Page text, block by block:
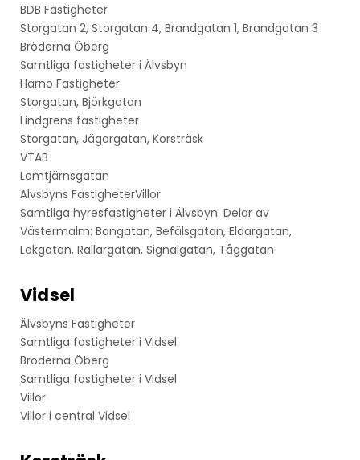
BDB Fastigheter
Storgatan 2, Storgatan 4, Brandgatan 1, Brandgatan 3
Bröderna Öberg
Samtliga fastigheter i Älvsbyn
Härnö Fastigheter
Storgatan, Björkgatan
Lindgrens fastigheter
Storgatan, Jägargatan, Korsträsk
VTAB
Lomtjärnsgatan
Älvsbyns FastigheterVillor
Samtliga hyresfastigheter i Älvsbyn. Delar av
Västermalm: Bangatan, Befälsgatan, Eldargatan,
Lokgatan, Rallargatan, Signalgatan, Tåggatan
Vidsel
Älvsbyns Fastigheter
Samtliga fastigheter i Vidsel
Bröderna Öberg
Samtliga fastigheter i Vidsel
Villor
Villor i central Vidsel